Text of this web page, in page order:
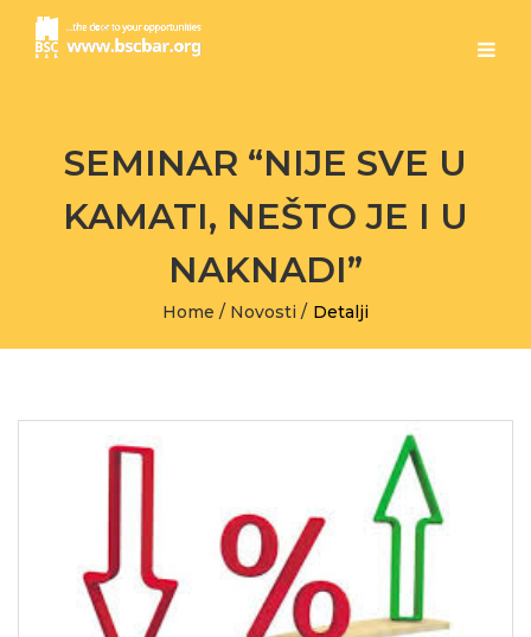
SEMINAR “NIJE SVE U
KAMATI, NEŠTO JE I U
NAKNADI”
Home / Novosti / Detalji